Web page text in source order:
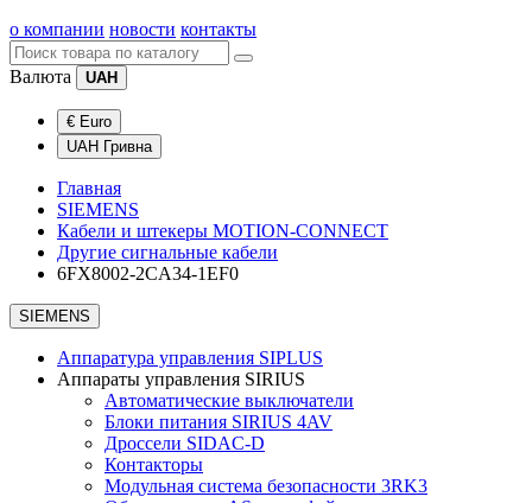
о компании новости контакты
Валюта UAH
€ Euro
UAH Гривна
Главная
SIEMENS
Кабели и штекеры MOTION-CONNECT
Другие сигнальные кабели
6FX8002-2CA34-1EF0
SIEMENS
Аппаратура управления SIPLUS
Аппараты управления SIRIUS
Автоматические выключатели
Блоки питания SIRIUS 4AV
Дроссели SIDAC-D
Контакторы
Модульная система безопасности 3RK3